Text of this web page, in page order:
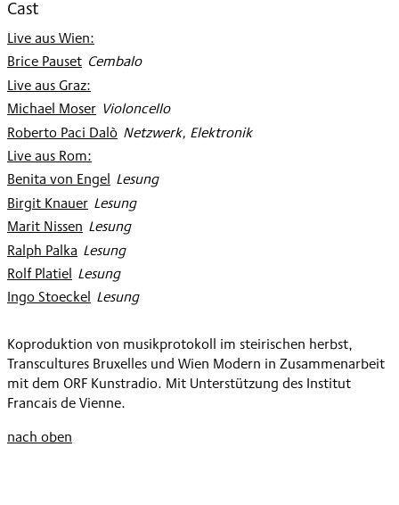
Cast
Live aus Wien::
Brice Pauset
: Cembalo
Live aus Graz::
Michael Moser
: Violoncello
Roberto Paci Dalò: Netzwerk, Elektronik
Live aus Rom::
Benita von Engel: Lesung
Birgit Knauer
: Lesung
Marit Nissen: Lesung
Ralph Palka: Lesung
Rolf Platiel: Lesung
Ingo Stoeckel: Lesung
Koproduktion von musikprotokoll im steirischen herbst,
Transcultures Bruxelles und Wien Modern in Zusammenarbeit
mit dem ORF Kunstradio. Mit Unterstützung des Institut
Francais de Vienne.
nach oben